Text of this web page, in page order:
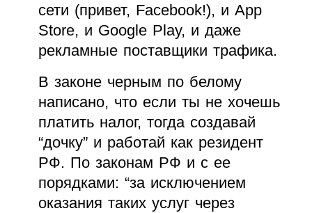
сети (привет, Facebook!), и App
Store, и Google Play, и даже
рекламные поставщики трафика.
В законе черным по белому
написано, что если ты не хочешь
платить налог, тогда создавай
“дочку” и работай как резидент
РФ. По законам РФ и с ее
порядками: “за исключением
оказания таких услуг через